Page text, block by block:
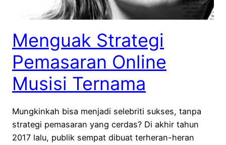
Menguak Strategi
Pemasaran Online
Musisi Ternama
Mungkinkah bisa menjadi selebriti sukses, tanpa
strategi pemasaran yang cerdas? Di akhir tahun
2017 lalu, publik sempat dibuat terheran-heran